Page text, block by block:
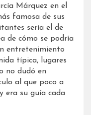
Márquez en el
famosa de sus
sería el de
de cómo se podría
entretenimiento
típica, lugares
no dudó en
al que poco a
era su guía cada